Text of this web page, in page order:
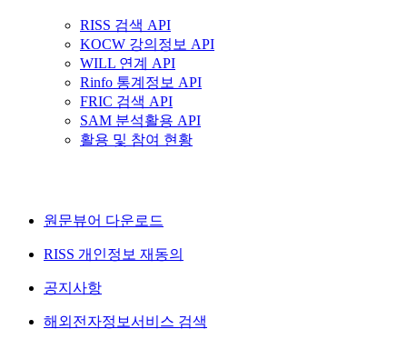
RISS 검색 API
KOCW 강의정보 API
WILL 연계 API
Rinfo 통계정보 API
FRIC 검색 API
SAM 분석활용 API
활용 및 참여 현황
원문뷰어 다운로드
RISS 개인정보 재동의
공지사항
해외전자정보서비스 검색